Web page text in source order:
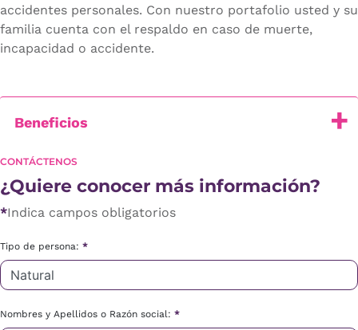
accidentes personales. Con nuestro portafolio usted y su
familia cuenta con el respaldo en caso de muerte,
incapacidad o accidente.
Beneficios
CONTÁCTENOS
¿Quiere conocer más información?
*Indica campos obligatorios
Tipo de persona: *
Nombres y Apellidos o Razón social: *